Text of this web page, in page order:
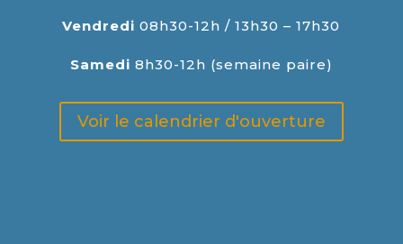
Vendredi 08h30-12h / 13h30 – 17h30
Samedi 8h30-12h (semaine paire)
Voir le calendrier d'ouverture